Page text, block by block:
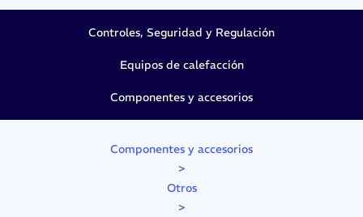
Controles, Seguridad y Regulación
Equipos de calefacción
Componentes y accesorios
Componentes y accesorios
>
Otros
>